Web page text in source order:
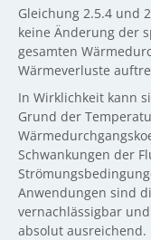
Gleichung 2.5.4 und
keine Änderung der
gesamten
Wärmeverluste
In Wirklichkeit kann
Grund der
Schwankungen der
Anwendungen sind
vernachlässigbar
absolut ausreichend.